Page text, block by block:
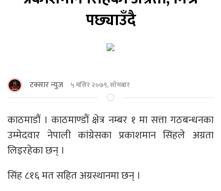
पछ्याउँदै
टक्सार न्युज ५ मंसिर २०७९, सोमबार
काठमाडौं । काठमाण्डाैं क्षेत्र नम्बर १ मा सत्ता गठबन्धनका
उम्मेदवार नेपाली कांग्रेसका प्रकाशमान सिंहले अग्रता
लिइरहेका छन् ।
सिंह ८१६ मत सहित अग्रस्थानमा छन् ।